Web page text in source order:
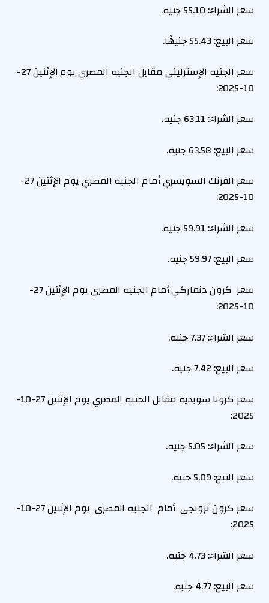
سعر الشراء: 55.10جنيه.
سعر البيع: 55.43 جنيهًا.
سعر الجنيه الإسترليني مقابل الجنيه المصري
يوم الإثنين 27-
10-2025:
سعر الشراء: 63.11جنيه.
سعر البيع: 63.58جنيه.
سعر الفرنك السويسري
أمام الجنيه المصري يوم الإثنين 27-
10-2025:
سعر الشراء: 59.91جنيه.
سعر البيع: 59.97 جنيه.
سعر كرون دنماركي أمام الجنيه المصري يوم الإثنين 27-
10-2025:
سعر الشراء:7.37جنيه.
سعر البيع: 7.42جنيه.
سعر كرونا سويدية مقابل الجنيه المصري يوم الإثنين 27-10-
2025:
سعر الشراء: 5.05جنيه.
سعر البيع: 5.09 جنيه.
سعر كرون نرويجي أمام الجنيه المصري يوم الإثنين 27-10-
2025:
سعر الشراء:4.73جنيه.
سعر البيع:4.77جنيه.